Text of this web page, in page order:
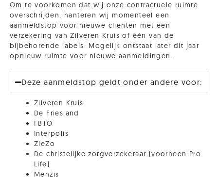
Om te voorkomen dat wij onze contractuele ruimte
overschrijden, hanteren wij momenteel een
aanmeldstop voor nieuwe cliënten met een
verzekering van Zilveren Kruis of één van de
bijbehorende labels. Mogelijk ontstaat later dit jaar
opnieuw ruimte voor nieuwe aanmeldingen.
Deze aanmeldstop geldt onder andere voor:
Zilveren Kruis
De Friesland
FBTO
Interpolis
ZieZo
De christelijke zorgverzekeraar (voorheen Pro
Life)
Menzis